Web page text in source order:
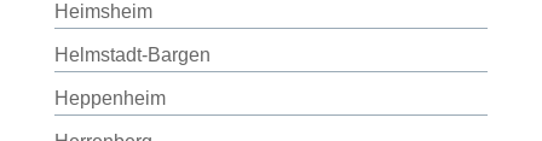
Heimsheim
Helmstadt-Bargen
Heppenheim